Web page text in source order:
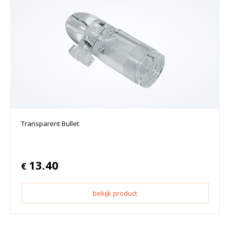
Transparent Bullet
€ 13.40
bekijk product